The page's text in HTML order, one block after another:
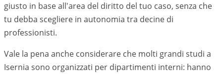
giusto in base all'area del diritto del tuo caso, senza che
tu debba scegliere in autonomia tra decine di
professionisti.
Vale la pena anche considerare che molti grandi studi a
Isernia sono organizzati per dipartimenti interni: hanno